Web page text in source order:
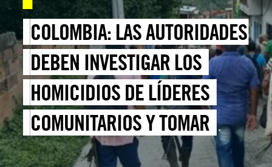
COLOMBIA: LAS AUTORIDADES
DEBEN INVESTIGAR LOS
HOMICIDIOS DE LÍDERES
COMUNITARIOS Y TOMAR
MEDIDAS URGENTES PARA